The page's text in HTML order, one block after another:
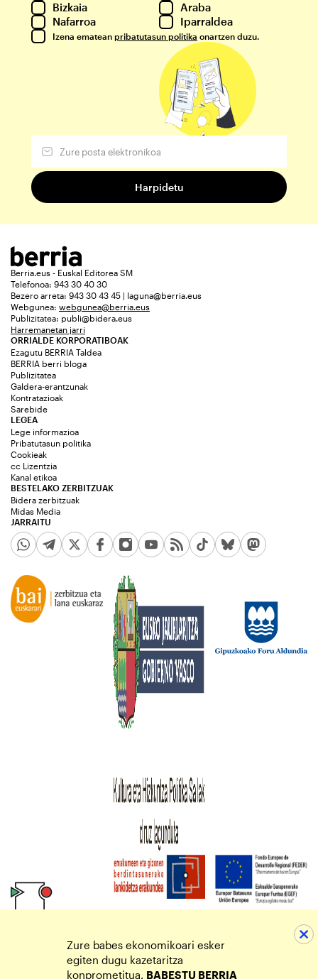
Bizkaia
Araba
Nafarroa
Iparraldea
Izena ematean pribatutasun politika onartzen duzu.
Berria.eus - Euskal Editorea SM
Telefonoa: 943 30 40 30
Bezero arreta: 943 30 43 45 | laguna@berria.eus
Webgunea: webgunea@berria.eus
Publizitatea: publi@bidera.eus
Harremanetan jarri
ORRIALDE KORPORATIBOAK
Ezagutu BERRIA Taldea
BERRIA berri bloga
Publizitatea
Galdera-erantzunak
Kontratazioak
Sarebide
JARRAITU
LEGEA
Lege informazioa
Pribatutasun politika
Cookieak
cc Lizentzia
Kanal etikoa
BESTELAKO ZERBITZUAK
Bidera zerbitzuak
Midas Media
Zure babes ekonomikoari esker
egiten dugu kazetaritza
konprometitua. BABESTU BERRIA